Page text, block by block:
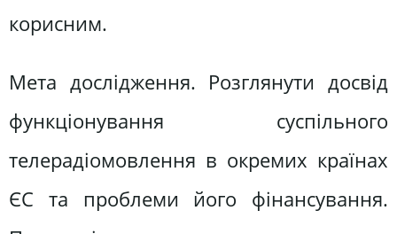
корисним.
Мета дослідження. Розглянути досвід
функціонування суспільного
телерадіомовлення в окремих країнах
ЄС та проблеми його фінансування.